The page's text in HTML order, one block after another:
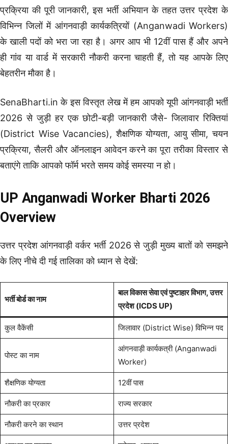
प्रक्रिया की पूरी जानकारी, इस भर्ती अभियान के तहत उत्तर प्रदेश के
विभिन्न जिलों में आंगनवाड़ी कार्यकत्रियों (Anganwadi Workers)
के खाली पदों को भरा जा रहा है। अगर आप भी 12वीं पास हैं और अपने
ही गांव या वार्ड में सरकारी नौकरी करना चाहती हैं, तो यह आपके लिए
बेहतरीन मौका है।
SenaBharti.in के इस विस्तृत लेख में हम आपको यूपी आंगनवाड़ी भर्ती
2026 से जुड़ी हर एक छोटी-बड़ी जानकारी जैसे- जिलावार रिक्तियां
(District Wise Vacancies), शैक्षणिक योग्यता, आयु सीमा, चयन
प्रक्रिया, सैलरी और ऑनलाइन आवेदन करने का पूरा तरीका विस्तार से
बताएंगे ताकि आपको फॉर्म भरते समय कोई समस्या न हो।
UP Anganwadi Worker Bharti 2026
Overview
उत्तर प्रदेश आंगनवाड़ी वर्कर भर्ती 2026 से जुड़ी मुख्य बातों को समझने
के लिए नीचे दी गई तालिका को ध्यान से देखें:
भर्ती बोर्ड का नाम
बाल विकास सेवा एवं पुष्टाहार विभाग, उत्तर
प्रदेश (ICDS UP)
कुल वैकेंसी जिलावार (District Wise) विभिन्न पद
पोस्ट का नाम
आंगनवाड़ी कार्यकत्री (Anganwadi
Worker)
शैक्षणिक योग्यता 12वीं पास
नौकरी का प्रकार राज्य सरकार
नौकरी करने का स्थान उत्तर प्रदेश